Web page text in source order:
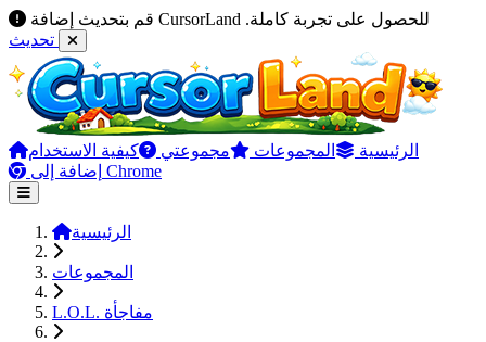
قم بتحديث إضافة CursorLand للحصول على تجربة كاملة.
الرئيسية المجموعات مجموعتي
كيفية الاستخدام
إضافة إلى Chrome
الرئيسية
المجموعات
L.O.L. مفاجأة